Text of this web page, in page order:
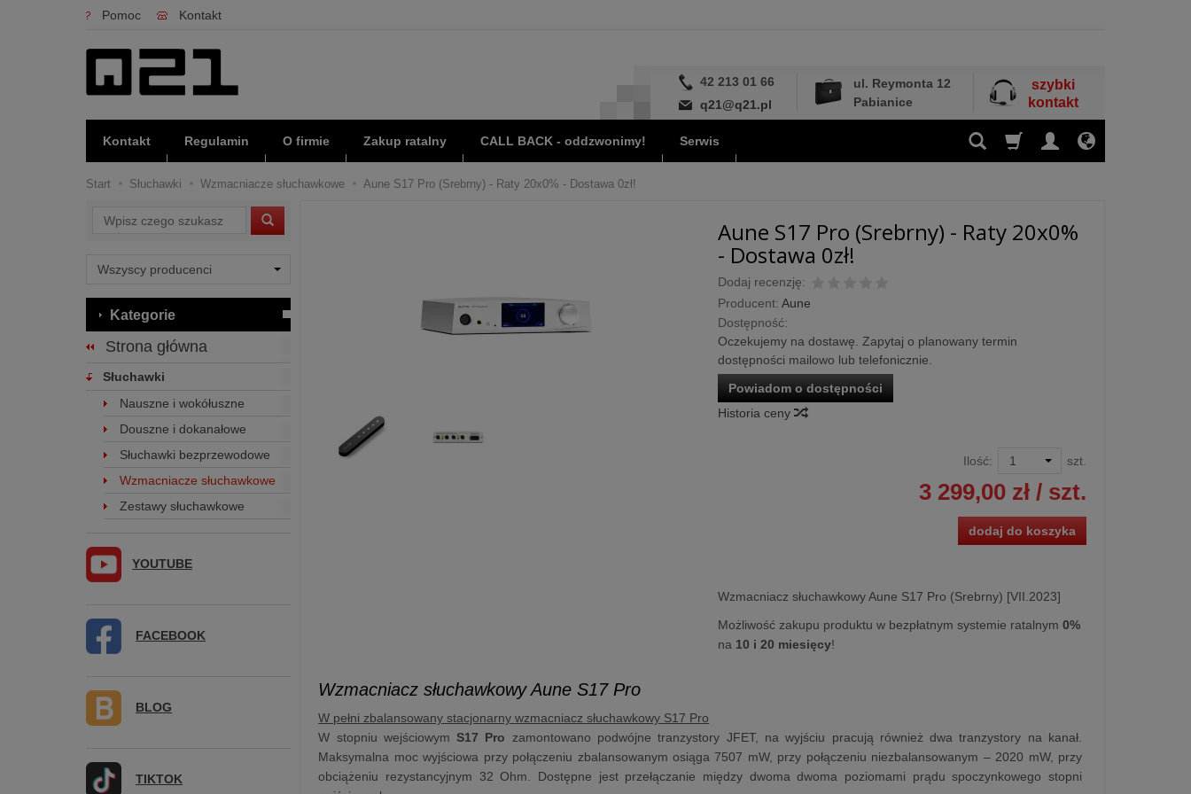
Pomoc Kontakt
42 213 01 66
q21@q21.pl
ul. Reymonta 12
Pabianice
szybki
kontakt
Kontakt Regulamin O firmie Zakup ratalny CALL BACK - oddzwonimy! Serwis
Start Słuchawki Wzmacniacze słuchawkowe Aune S17 Pro (Srebrny) - Raty 20x0% - Dostawa 0zł!
Aune S17 Pro (Srebrny) - Raty 20x0%
- Dostawa 0zł!
Dodaj recenzję:
Producent: Aune
Dostępność:
Oczekujemy na dostawę. Zapytaj o planowany termin
dostępności mailowo lub telefonicznie.
Powiadom o dostępności
Historia ceny
Ilość: szt.
3 299,00 zł/ szt.
dodaj do koszyka
Wzmacniacz słuchawkowy Aune S17 Pro (Srebrny) [VII.2023]
Możliwość zakupu produktu w bezpłatnym systemie ratalnym 0%
na 10 i 20 miesięcy!
Wzmacniacz słuchawkowy Aune S17 Pro
W pełni zbalansowany stacjonarny wzmacniacz słuchawkowy S17 Pro
W stopniu wejściowymS17 Pro zamontowano podwójne tranzystory JFET, na wyjściu pracują również dwa tranzystory na kanał.
Maksymalna moc wyjściowa przy połączeniu zbalansowanym osiąga 7507 mW, przy połączeniu niezbalansowanym – 2020 mW, przy
obciążeniu rezystancyjnym 32 Ohm. Dostępne jest przełączanie między dwoma dwoma poziomami prądu spoczynkowego stopni
Wyszukaj
Kategorie
Strona główna
Słuchawki
Nauszne i wokółuszne
Douszne i dokanałowe
Słuchawki bezprzewodowe
Wzmacniacze słuchawkowe
Zestawy słuchawkowe
YOUTUBE
FACEBOOK
BLOG
TIKTOK